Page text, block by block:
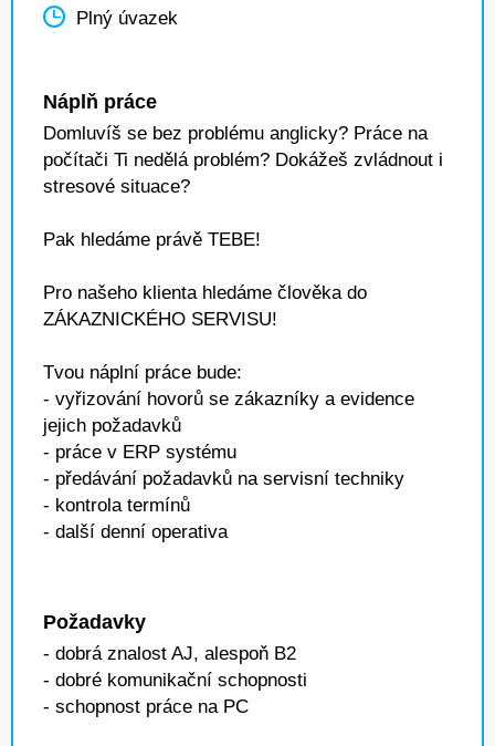
Plný úvazek
Náplň práce
Domluvíš se bez problému anglicky? Práce na
počítači Ti nedělá problém? Dokážeš zvládnout i
stresové situace?
Pak hledáme právě TEBE!
Pro našeho klienta hledáme člověka do
ZÁKAZNICKÉHO SERVISU!
Tvou náplní práce bude:
- vyřizování hovorů se zákazníky a evidence
jejich požadavků
- práce v ERP systému
- předávání požadavků na servisní techniky
- kontrola termínů
- další denní operativa
Požadavky
- dobrá znalost AJ, alespoň B2
- dobré komunikační schopnosti
- schopnost práce na PC